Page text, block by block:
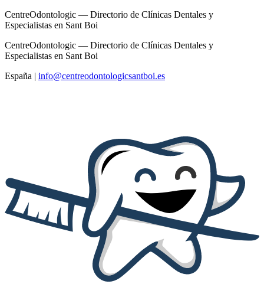
CentreOdontologic — Directorio de Clínicas Dentales y
Especialistas en Sant Boi
CentreOdontologic — Directorio de Clínicas Dentales y
Especialistas en Sant Boi
España | info@centreodontologicsantboi.es